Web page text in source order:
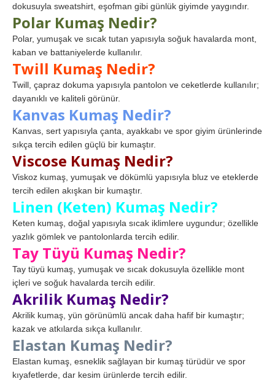
dokusuyla sweatshirt, eşofman gibi günlük giyimde yaygındır.
Polar Kumaş Nedir?
Polar, yumuşak ve sıcak tutan yapısıyla soğuk havalarda mont,
kaban ve battaniyelerde kullanılır.
Twill Kumaş Nedir?
Twill, çapraz dokuma yapısıyla pantolon ve ceketlerde kullanılır;
dayanıklı ve kaliteli görünür.
Kanvas Kumaş Nedir?
Kanvas, sert yapısıyla çanta, ayakkabı ve spor giyim ürünlerinde
sıkça tercih edilen güçlü bir kumaştır.
Viscose Kumaş Nedir?
Viskoz kumaş, yumuşak ve dökümlü yapısıyla bluz ve eteklerde
tercih edilen akışkan bir kumaştır.
Linen (Keten) Kumaş Nedir?
Keten kumaş, doğal yapısıyla sıcak iklimlere uygundur; özellikle
yazlık gömlek ve pantolonlarda tercih edilir.
Tay Tüyü Kumaş Nedir?
Tay tüyü kumaş, yumuşak ve sıcak dokusuyla özellikle mont
içleri ve soğuk havalarda tercih edilir.
Akrilik Kumaş Nedir?
Akrilik kumaş, yün görünümlü ancak daha hafif bir kumaştır;
kazak ve atkılarda sıkça kullanılır.
Elastan Kumaş Nedir?
Elastan kumaş, esneklik sağlayan bir kumaş türüdür ve spor
kıyafetlerde, dar kesim ürünlerde tercih edilir.